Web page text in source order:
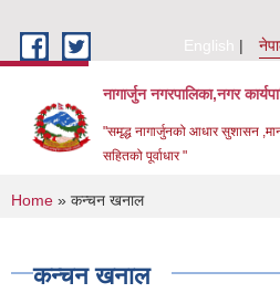
English
नागार्जुन नगरपालिका,नगर
"समृद्ध नागार्जुनको आधार सुशासन
सहितको पूर्वाधार "
You are here
Home » कन्चन खनाल
कन्चन खनाल